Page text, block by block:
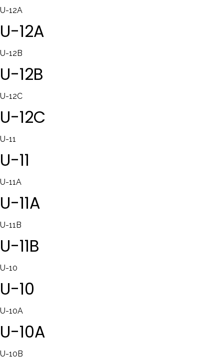
U-12A
U-12A
U-12B
U-12B
U-12C
U-12C
U-11
U-11
U-11A
U-11A
U-11B
U-11B
U-10
U-10
U-10A
U-10A
U-10B